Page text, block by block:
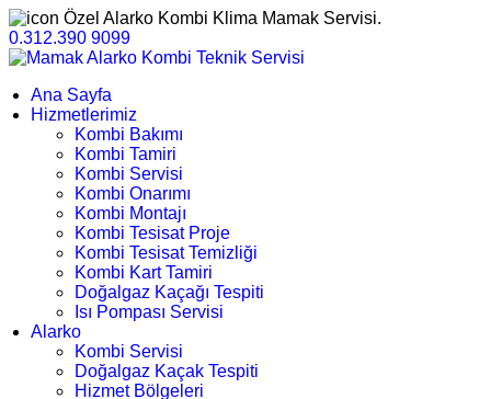
Özel Alarko Kombi Klima Mamak Servisi.
0.312.390 9099
Ana Sayfa
Hizmetlerimiz
Kombi Bakımı
Kombi Tamiri
Kombi Servisi
Kombi Onarımı
Kombi Montajı
Kombi Tesisat Proje
Kombi Tesisat Temizliği
Kombi Kart Tamiri
Doğalgaz Kaçağı Tespiti
Isı Pompası Servisi
Alarko
Kombi Servisi
Doğalgaz Kaçak Tespiti
Hizmet Bölgeleri